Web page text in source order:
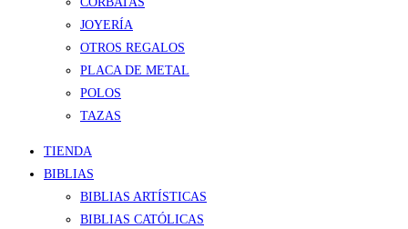
JOYERÍA
OTROS REGALOS
PLACA DE METAL
POLOS
TAZAS
TIENDA
BIBLIAS
BIBLIAS ARTÍSTICAS
BIBLIAS CATÓLICAS